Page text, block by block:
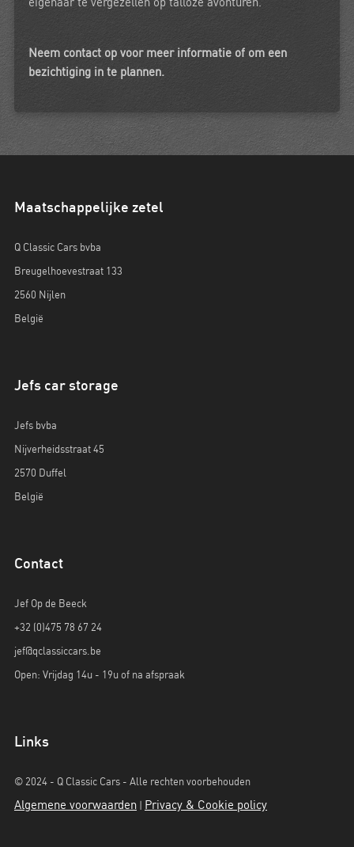
eigenaar te vergezellen op talloze avonturen.
Neem contact op voor meer informatie of om een
bezichtiging in te plannen.
Maatschappelijke zetel
Q Classic Cars bvba
Breugelhoevestraat 133
2560 Nijlen
België
Jefs car storage
Jefs bvba
Nijverheidsstraat 45
2570 Duffel
België
Contact
Jef Op de Beeck
+32 (0)475 78 67 24
jef@qclassiccars.be
Open: Vrijdag 14u - 19u of na afspraak
Links
© 2024 - Q Classic Cars - Alle rechten voorbehouden
Algemene voorwaarden Privacy & Cookie policy